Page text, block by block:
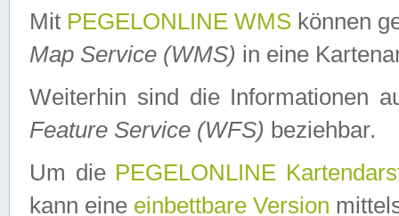
Mit PEGELONLINE WMS können
Map Service (WMS) in eine
Weiterhin sind die Informationen
Feature Service (WFS) beziehbar.
Um die PEGELONLINE
kann eine einbettbare Version